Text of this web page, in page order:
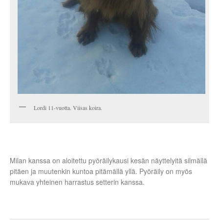
Lordi 11-vuotta. Viisas koira.
Milan kanssa on aloitettu pyöräilykausi kesän näyttelyitä silmällä
pitäen ja muutenkin kuntoa pitämällä yllä. Pyöräily on myös
mukava yhteinen harrastus setterin kanssa.